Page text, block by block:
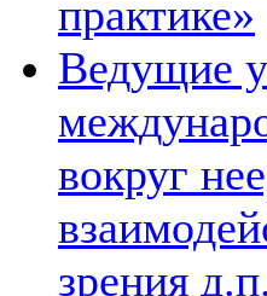
практике»
Ведущие
вокруг
зрения